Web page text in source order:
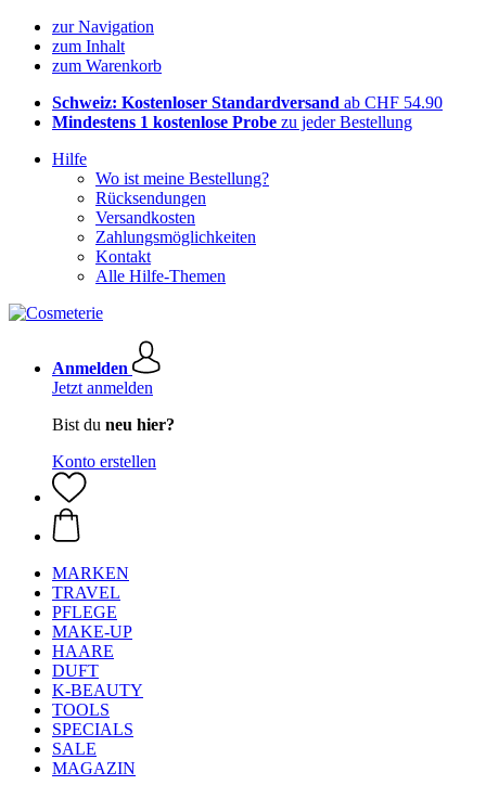
zur Navigation
zum Inhalt
zum Warenkorb
Schweiz: Kostenloser Standardversand ab CHF 54.90
Mindestens 1 kostenlose Probe zu jeder Bestellung
Hilfe
Wo ist meine Bestellung?
Rücksendungen
Versandkosten
Zahlungsmöglichkeiten
Kontakt
Alle Hilfe-Themen
Anmelden
Jetzt anmelden
Bist du neu hier?
Konto erstellen
MARKEN
TRAVEL
PFLEGE
MAKE-UP
HAARE
DUFT
K-BEAUTY
TOOLS
SPECIALS
SALE
MAGAZIN